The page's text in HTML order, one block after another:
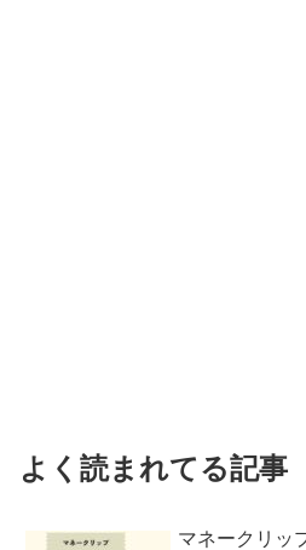
よく読まれてる記事
マネークリッ